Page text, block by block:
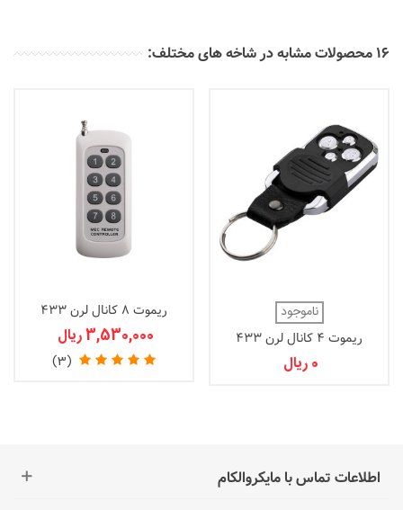
16 محصولات مشابه در شاخه های مختلف:
ناموجود
ریموت 4 کانال لرن 433
0 ریال
ریموت 8 کانال لرن 433
(MEC16-LN4)
3,530,000 ریال
(3)
اطلاعات تماس با مایکروالکام